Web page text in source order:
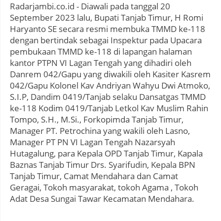
Radarjambi.co.id - Diawali pada tanggal 20
September 2023 lalu, Bupati Tanjab Timur, H Romi
Haryanto SE secara resmi membuka TMMD ke-118
dengan bertindak sebagai Inspektur pada Upacara
pembukaan TMMD ke-118 di lapangan halaman
kantor PTPN VI Lagan Tengah yang dihadiri oleh
Danrem 042/Gapu yang diwakili oleh Kasiter Kasrem
042/Gapu Kolonel Kav Andriyan Wahyu Dwi Atmoko,
S.I.P, Dandim 0419/Tanjab selaku Dansatgas TMMD
ke-118 Kodim 0419/Tanjab Letkol Kav Muslim Rahin
Tompo, S.H., M.Si., Forkopimda Tanjab Timur,
Manager PT. Petrochina yang wakili oleh Lasno,
Manager PT PN VI Lagan Tengah Nazarsyah
Hutagalung, para Kepala OPD Tanjab Timur, Kapala
Baznas Tanjab Timur Drs. Syarifudin, Kepala BPN
Tanjab Timur, Camat Mendahara dan Camat
Geragai, Tokoh masyarakat, tokoh Agama , Tokoh
Adat Desa Sungai Tawar Kecamatan Mendahara.